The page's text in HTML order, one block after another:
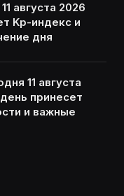
августа 2026
Kp-индекс и
дня
11 августа
принесет
и важные